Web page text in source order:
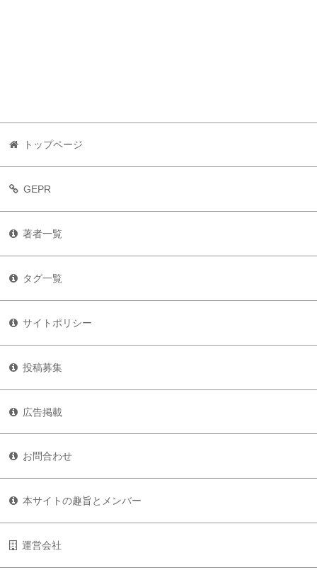
トップページ
GEPR
著者一覧
タグ一覧
サイトポリシー
投稿募集
広告掲載
お問合わせ
本サイトの趣旨とメンバー
運営会社